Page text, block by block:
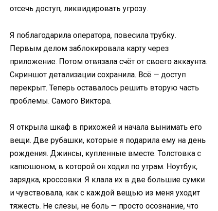
отсечь доступ, ликвидировать угрозу.
Я поблагодарила оператора, повесила трубку.
Первым делом заблокировала карту через
приложение. Потом отвязала счёт от своего аккаунта.
Скриншот детализации сохранила. Всё — доступ
перекрыт. Теперь оставалось решить вторую часть
проблемы. Самого Виктора.
Я открыла шкаф в прихожей и начала вынимать его
вещи. Две рубашки, которые я подарила ему на день
рождения. Джинсы, купленные вместе. Толстовка с
капюшоном, в которой он ходил по утрам. Ноутбук,
зарядка, кроссовки. Я клала их в две большие сумки
и чувствовала, как с каждой вещью из меня уходит
тяжесть. Не слёзы, не боль — просто осознание, что